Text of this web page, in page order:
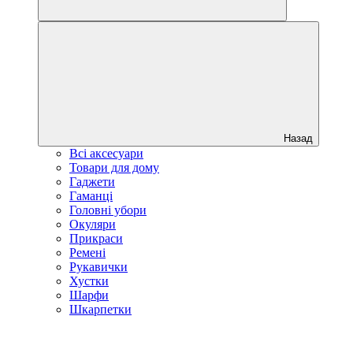
Назад
Всі аксесуари
Товари для дому
Гаджети
Гаманці
Головні убори
Окуляри
Прикраси
Ремені
Рукавички
Хустки
Шарфи
Шкарпетки